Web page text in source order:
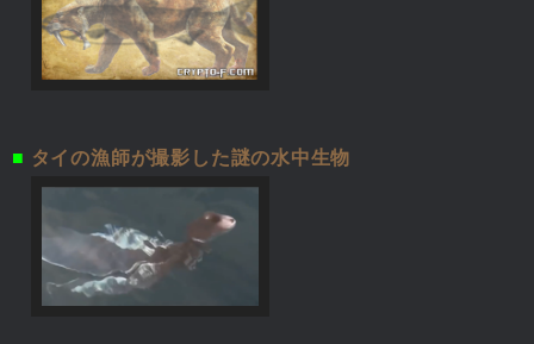
■ タイの漁師が撮影した謎の水中生物